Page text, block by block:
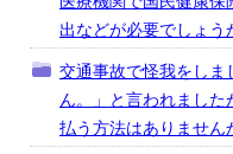
出などが必要でしょう
交通事故で怪我をしま
ん。」と言われました
払う方法はありません